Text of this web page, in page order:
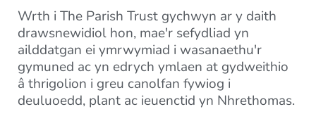
Wrth i The Parish Trust gychwyn ar y daith
drawsnewidiol hon, mae'r sefydliad yn
ailddatgan ei ymrwymiad i wasanaethu'r
gymuned ac yn edrych ymlaen at gydweithio
â thrigolion i greu canolfan fywiog i
deuluoedd, plant ac ieuenctid yn Nhrethomas.